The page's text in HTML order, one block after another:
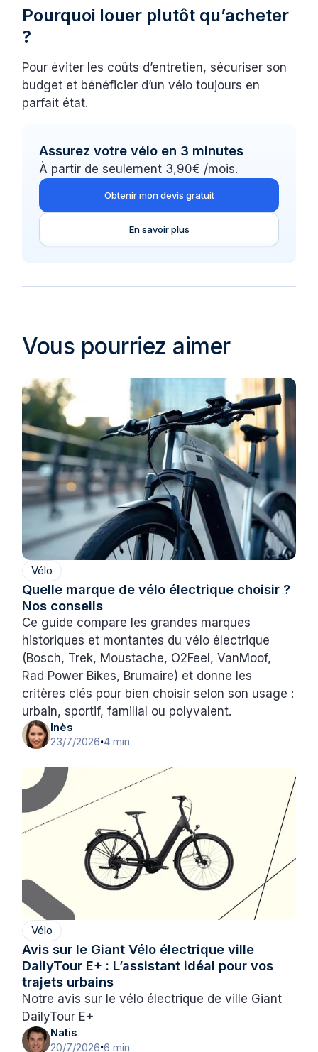
Pourquoi louer plutôt qu’acheter
?
Pour éviter les coûts d’entretien, sécuriser son
budget et bénéficier d’un vélo toujours en
parfait état.
Assurez votre vélo en 3 minutes
À partir de seulement 3,90€ /mois.
Obtenir mon devis gratuit
En savoir plus
Vous pourriez aimer
Vélo
Quelle marque de vélo électrique choisir ?
Nos conseils
Ce guide compare les grandes marques
historiques et montantes du vélo électrique
(Bosch, Trek, Moustache, O2Feel, VanMoof,
Rad Power Bikes, Brumaire) et donne les
critères clés pour bien choisir selon son usage :
urbain, sportif, familial ou polyvalent.
Inès
23/7/2026•4 min
Vélo
Avis sur le Giant Vélo électrique ville
DailyTour E+ : L’assistant idéal pour vos
trajets urbains
Notre avis sur le vélo électrique de ville Giant
DailyTour E+
Natis
20/7/2026•6 min